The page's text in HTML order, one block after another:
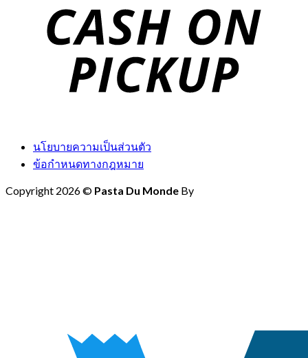
นโยบายความเป็นส่วนตัว
ข้อกำหนดทางกฎหมาย
Copyright 2026 © Pasta Du Monde By